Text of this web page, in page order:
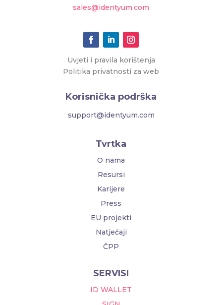
sales@identyum.com
Uvjeti i pravila korištenja
Politika privatnosti za web
Korisnička podrška
support@identyum.com
Tvrtka
O nama
Resursi
Karijere
Press
EU projekti
Natječaji
ČPP
SERVISI
ID WALLET